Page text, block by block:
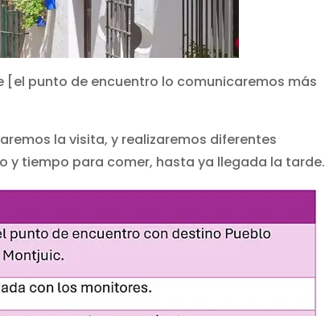
[el punto de encuentro lo comunicaremos más
la visita, y realizaremos diferentes
y tiempo para comer, hasta ya llegada la tarde.